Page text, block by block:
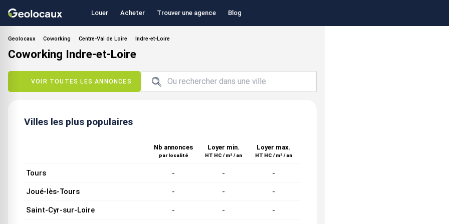
Louer Acheter Trouver une agence Blog
Geolocaux Coworking Centre-Val de Loire Indre-et-Loire
Coworking Indre-et-Loire
VOIR TOUTES LES ANNONCES
Villes les plus populaires
Nb annonces
par localité
Loyer min.
HT HC / m² / an
Loyer max.
HT HC / m² / an
Tours - - -
Joué-lès-Tours - - -
Saint-Cyr-sur-Loire - - -